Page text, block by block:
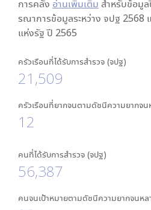
การคลัง อ่านเพิ่มเติม สำหรับข้อมู
รณาการข้อมูลระหว่าง จปฐ 2568
แห่งรัฐ ปี 2565
ครัวเรือนที่ได้รับการสำรวจ (จปฐ)
21,509
ครัวเรือนที่ยากจนตามดัชนีความยากจ
12
คนที่ได้รับการสำรวจ (จปฐ)
56,387
คนจนเป้าหมายตามดัชนีความยากจนห